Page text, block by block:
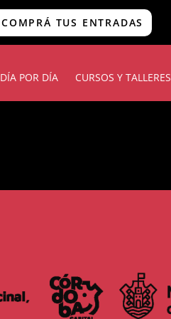
COMPRÁ TUS ENTRADAS
DÍA POR DÍA CURSOS Y TALLERES